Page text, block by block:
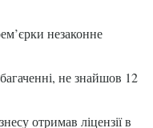
незаконне
не знайшов 12
отримав ліцензії в